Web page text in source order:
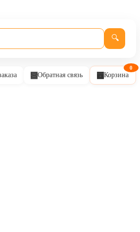
🔍
Обратная связь Корзина
0